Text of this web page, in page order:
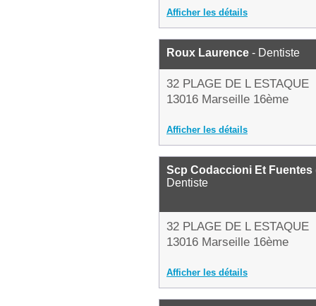
Afficher les détails
Roux Laurence - Dentiste
32 PLAGE DE L ESTAQUE
13016 Marseille 16ème
Afficher les détails
Scp Codaccioni Et
Dentiste
32 PLAGE DE L ESTAQUE
13016 Marseille 16ème
Afficher les détails